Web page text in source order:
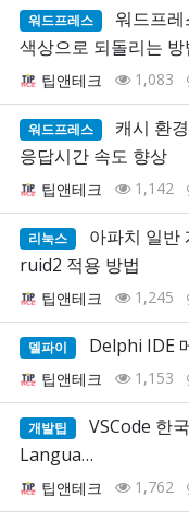
워드프레스
워드프레
색상으로 되돌리는 방
팁앤테크 1,083
워드프레스
캐시 환
응답시간 속도 향상
팁앤테크 1,142
리눅스
아파치 일반
ruid2 적용 방법
팁앤테크 1,245
델파이 Delphi IDE
팁앤테크 1,153
개발팁
VSCode 한
Langua…
팁앤테크 1,762